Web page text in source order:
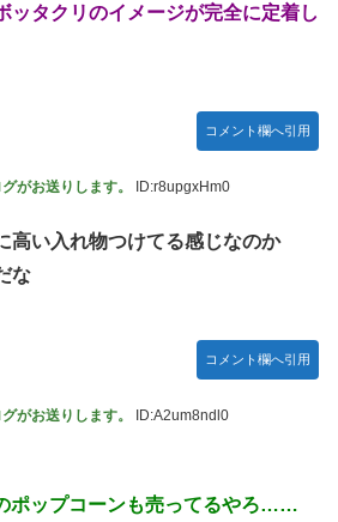
ッタクリのイメージが完全に定着し
コメント欄へ引用
がお送りします。 ID:r8upgxHm0
高い入れ物つけてる感じなのか
な
コメント欄へ引用
がお送りします。 ID:A2um8ndl0
ポップコーンも売ってるやろ……